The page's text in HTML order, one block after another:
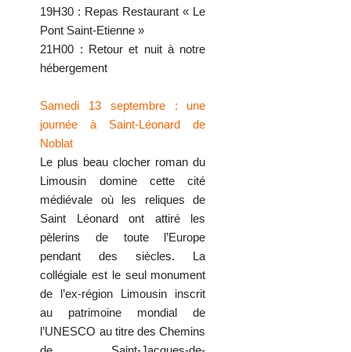
19H30 : Repas Restaurant « Le
Pont Saint-Etienne »
21H00 : Retour et nuit à notre
hébergement
Samedi 13 septembre : une
journée à Saint-Léonard de
Noblat
Le plus beau clocher roman du
Limousin domine cette cité
médiévale où les reliques de
Saint Léonard ont attiré les
pèlerins de toute l’Europe
pendant des siècles. La
collégiale est le seul monument
de l’ex-région Limousin inscrit
au patrimoine mondial de
l’UNESCO au titre des Chemins